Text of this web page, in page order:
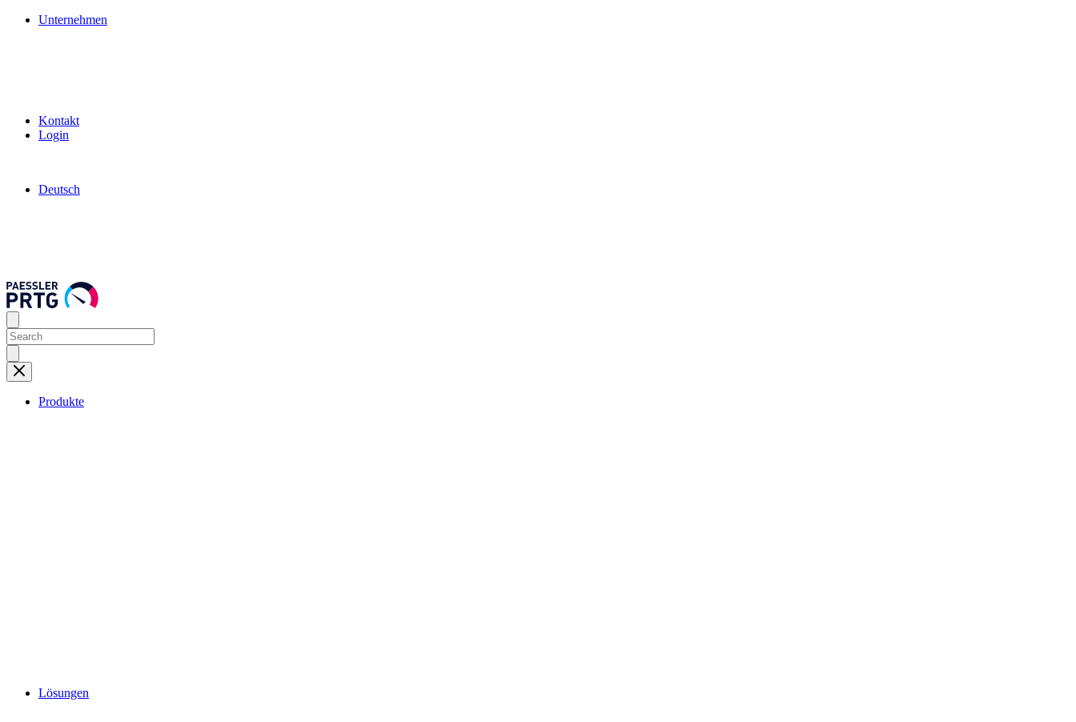
Unternehmen
Kontakt
Login
Deutsch
Produkte
Lösungen